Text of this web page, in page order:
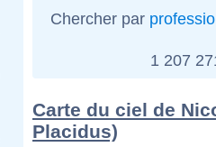
Chercher par
1 207
Carte du ciel de
Placidus)